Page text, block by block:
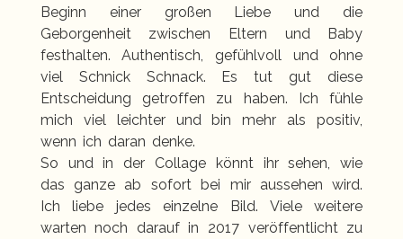
Beginn einer großen Liebe und die
Geborgenheit zwischen Eltern und Baby
festhalten. Authentisch, gefühlvoll und ohne
viel Schnick Schnack. Es tut gut diese
Entscheidung getroffen zu haben. Ich fühle
mich viel leichter und bin mehr als positiv,
wenn ich daran denke.
So und in der Collage könnt ihr sehen, wie
das ganze ab sofort bei mir aussehen wird.
Ich liebe jedes einzelne Bild. Viele weitere
warten noch darauf in 2017 veröffentlicht zu